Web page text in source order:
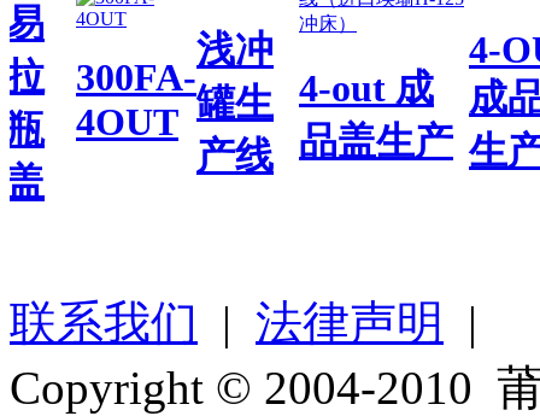
300FA-
4OUT
浅冲
罐生
产线
4-out 成
品盖生产
4-
成
生产
联系我们 | 法律声明
|
Copyright © 2004-2010